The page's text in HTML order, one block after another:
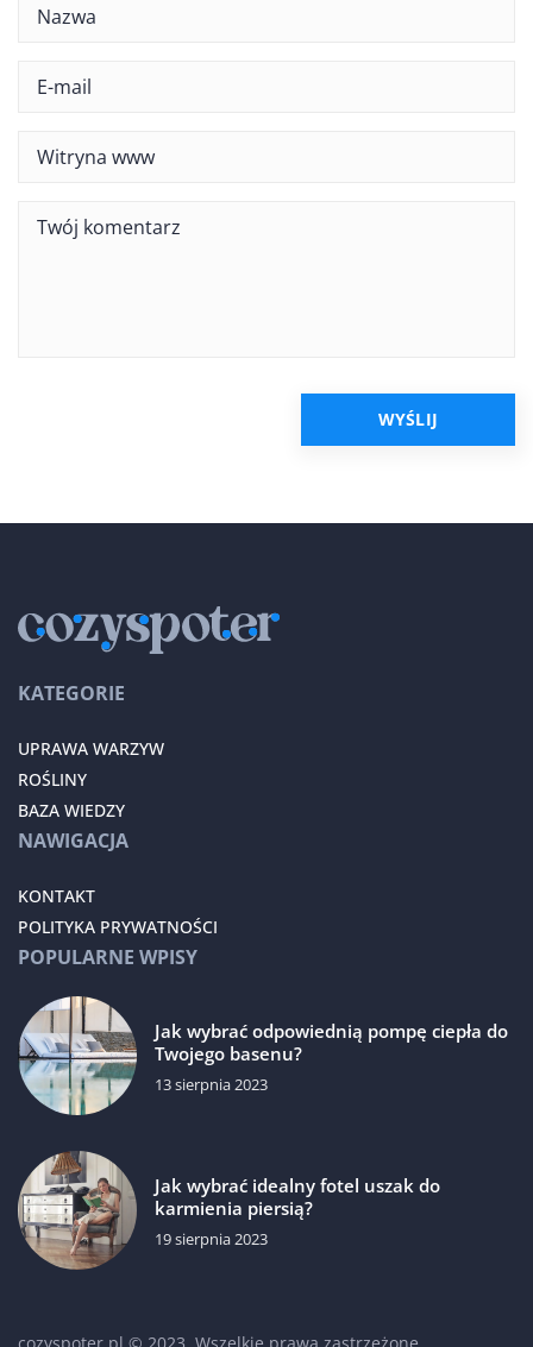
KATEGORIE
UPRAWA WARZYW
ROŚLINY
BAZA WIEDZY
NAWIGACJA
KONTAKT
POLITYKA PRYWATNOŚCI
POPULARNE WPISY
Jak wybrać odpowiednią pompę ciepła do
Twojego basenu?
13 sierpnia 2023
Jak wybrać idealny fotel uszak do
karmienia piersią?
19 sierpnia 2023